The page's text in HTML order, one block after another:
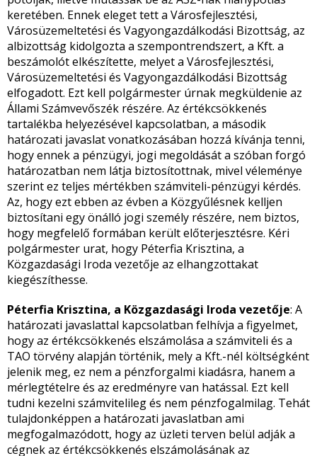
keretében. Ennek eleget tett a Városfejlesztési,
Városüzemeltetési és Vagyongazdálkodási Bizottság, az
albizottság kidolgozta a szempontrendszert, a Kft. a
beszámolót elkészítette, melyet a Városfejlesztési,
Városüzemeltetési és Vagyongazdálkodási Bizottság
elfogadott. Ezt kell polgármester úrnak megküldenie az
Állami Számvevőszék részére. Az értékcsökkenés
tartalékba helyezésével kapcsolatban, a második
határozati javaslat vonatkozásában hozzá kívánja tenni,
hogy ennek a pénzügyi, jogi megoldását a szóban forgó
határozatban nem látja biztosítottnak, mivel véleménye
szerint ez teljes mértékben számviteli-pénzügyi kérdés.
Az, hogy ezt ebben az évben a Közgyűlésnek kelljen
biztosítani egy önálló jogi személy részére, nem biztos,
hogy megfelelő formában került előterjesztésre. Kéri
polgármester urat, hogy Péterfia Krisztina, a
Közgazdasági Iroda vezetője az elhangzottakat
kiegészíthesse.
Péterfia Krisztina, a Közgazdasági Iroda vezetője: A
határozati javaslattal kapcsolatban felhívja a figyelmet,
hogy az értékcsökkenés elszámolása a számviteli és a
TAO törvény alapján történik, mely a Kft.-nél költségként
jelenik meg, ez nem a pénzforgalmi kiadásra, hanem a
mérlegtételre és az eredményre van hatással. Ezt kell
tudni kezelni számvitelileg és nem pénzfogalmilag. Tehát
tulajdonképpen a határozati javaslatban ami
megfogalmazódott, hogy az üzleti terven belül adják a
cégnek az értékcsökkenés elszámolásának az